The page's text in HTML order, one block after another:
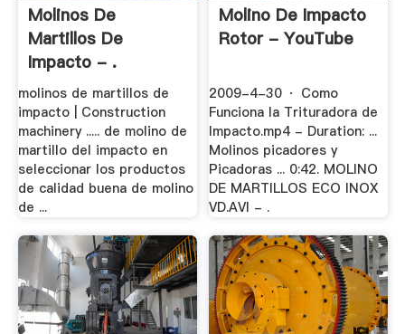
Molinos De
Martillos De
Impacto - .
molinos de martillos de
impacto | Construction
machinery ..... de molino de
martillo del impacto en
seleccionar los productos
de calidad buena de molino
de ...
Molino De Impacto
Rotor - YouTube
2009-4-30 · Como
Funciona la Trituradora de
Impacto.mp4 - Duration: ...
Molinos picadores y
Picadoras ... 0:42. MOLINO
DE MARTILLOS ECO INOX
VD.AVI - .